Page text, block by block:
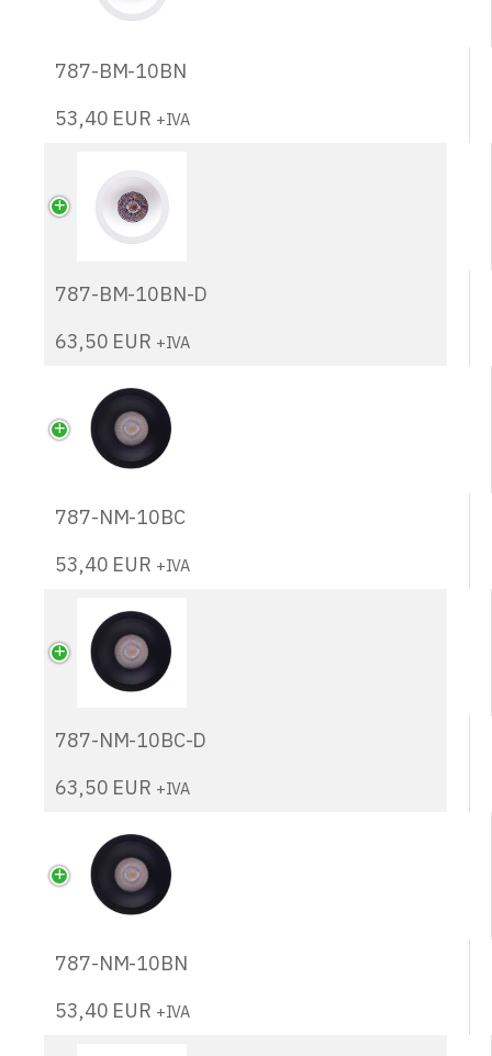
787-BM-10BN
53,40 EUR +IVA
787-BM-10BN-D
63,50 EUR +IVA
787-NM-10BC
53,40 EUR +IVA
787-NM-10BC-D
63,50 EUR +IVA
787-NM-10BN
53,40 EUR +IVA